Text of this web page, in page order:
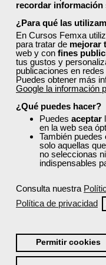
recordar información
¿Para qué las
En Cursos Femxa
para tratar de mejorar
web y con fines
tus gustos y
publicaciones en
Puedes obtener más
Google la información
¿Qué puedes hacer?
Puedes aceptar
en la web sea
También puedes
solo aquellas
no seleccionas
indispensables
Consulta nuestra
Política de privacidad
Permitir cookies
ONLINE
-